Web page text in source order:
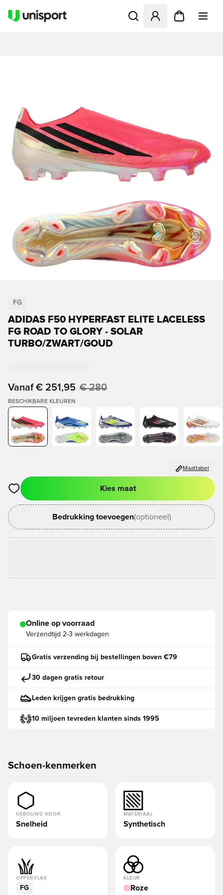
Opent een venster om in
FG
ADIDAS F50 HYPERFAST ELITE LACELESS
FG ROAD TO GLORY - SOLAR
TURBO/ZWART/GOUD
Vanaf € 251,95 € 280
BESCHIKBARE KLEUREN
Maattabel
Opent een venster om in te loggen of je aan te melden als lid
Kies maat
Bedrukking toevoegen(optioneel)
Online op voorraad
Verzendtijd 2-3 werkdagen
Gratis verzending bij bestellingen boven €79
30 dagen gratis retour
Leden krijgen gratis bedrukking
10 miljoen tevreden klanten sinds 1995
Schoen-kenmerken
GEBOUWD VOOR
Snelheid
MATERIAAL
Synthetisch
OPPERVLAK
FG
KLEUR
Roze